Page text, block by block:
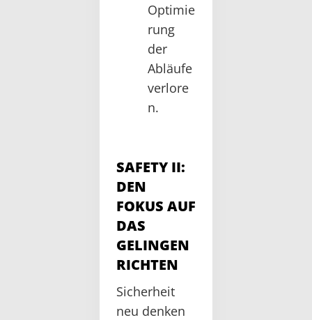
Optimie
rung
der
Abläufe
verlore
n.
SAFETY II:
DEN
FOKUS AUF
DAS
GELINGEN
RICHTEN
Sicherheit
neu denken